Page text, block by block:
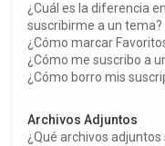
¿Cuál es la diferencia
suscribirme a un tema?
¿Cómo marcar
¿Cómo me suscribo a
¿Cómo borro mis
Archivos Adjuntos
¿Qué archivos